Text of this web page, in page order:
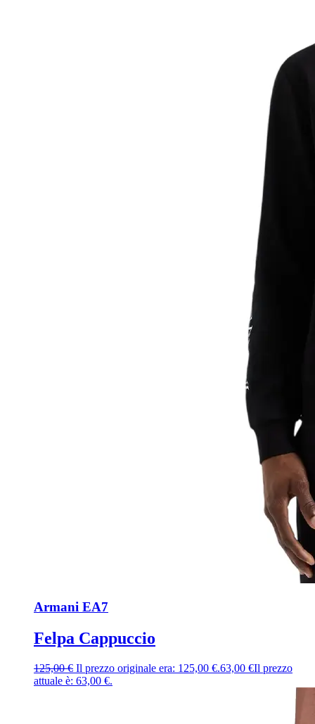
Armani EA7
Felpa Cappuccio
125,00€ Il prezzo originale era: 125,00 €.63,00 €Il prezzo
attuale è: 63,00 €.